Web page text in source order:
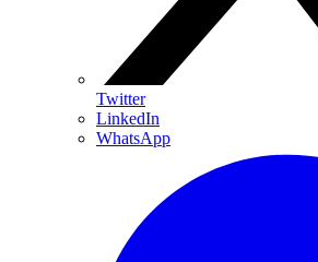
Twitter
LinkedIn
WhatsApp